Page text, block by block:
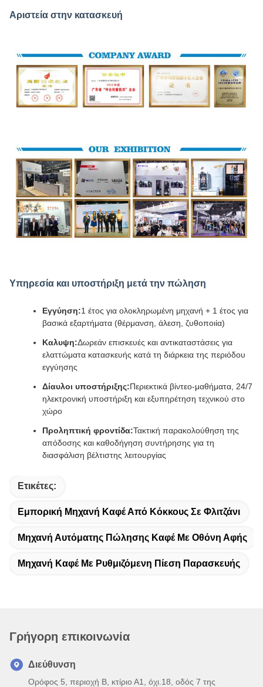
Αριστεία στην κατασκευή
Υπηρεσία και υποστήριξη μετά την πώληση
Εγγύηση:1 έτος για ολοκληρωμένη μηχανή + 1 έτος για
βασικά εξαρτήματα (θέρμανση, άλεση, ζυθοποιία)
Καλυψη:Δωρεάν επισκευές και αντικαταστάσεις για
ελαττώματα κατασκευής κατά τη διάρκεια της περιόδου
εγγύησης
Δίαυλοι υποστήριξης:Περιεκτικά βίντεο-μαθήματα, 24/7
ηλεκτρονική υποστήριξη και εξυπηρέτηση τεχνικού στο
χώρο
Προληπτική φροντίδα:Τακτική παρακολούθηση της
απόδοσης και καθοδήγηση συντήρησης για τη
διασφάλιση βέλτιστης λειτουργίας
Ετικέτες:
Εμπορική Μηχανή Καφέ Από Κόκκους Σε Φλιτζάνι
Μηχανή Αυτόματης Πώλησης Καφέ Με Οθόνη Αφής
Μηχανή Καφέ Με Ρυθμιζόμενη Πίεση Παρασκευής
Γρήγορη επικοινωνία
Διεύθυνση
Ορόφος 5, περιοχή Β, κτίριο Α1, όχι.18, οδός 7 της